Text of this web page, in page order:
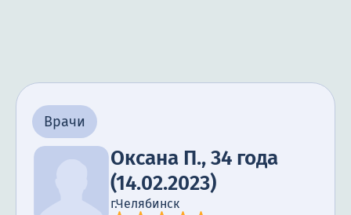
Врачи
Оксана П., 34 года
(14.02.2023)
г.Челябинск